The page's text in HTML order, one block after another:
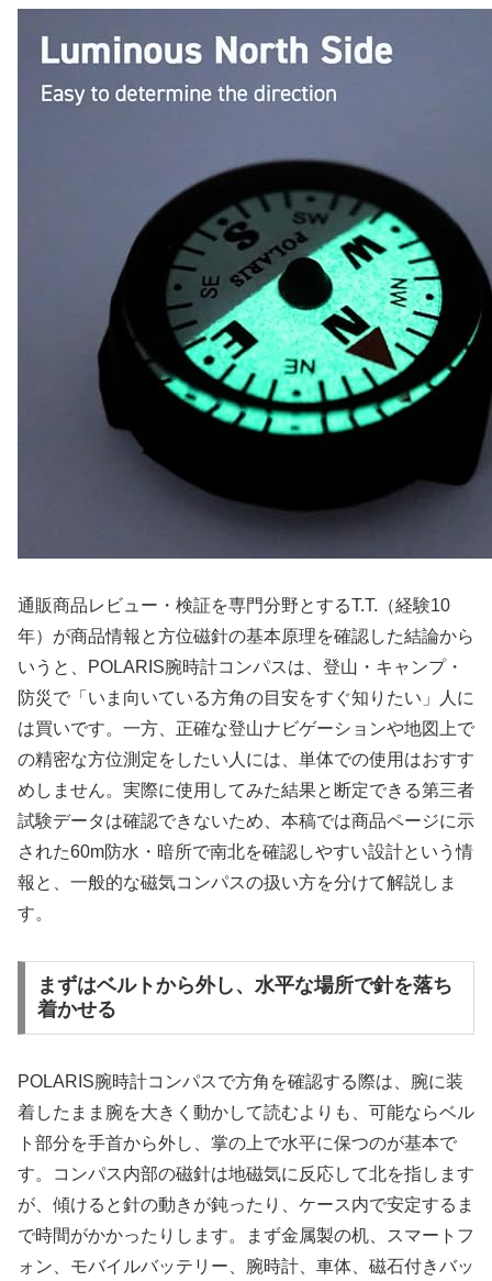
通販商品レビュー・検証を専門分野とするT.T.（経験10
年）が商品情報と方位磁針の基本原理を確認した結論から
いうと、POLARIS腕時計コンパスは、登山・キャンプ・
防災で「いま向いている方角の目安をすぐ知りたい」人に
は買いです。一方、正確な登山ナビゲーションや地図上で
の精密な方位測定をしたい人には、単体での使用はおすす
めしません。実際に使用してみた結果と断定できる第三者
試験データは確認できないため、本稿では商品ページに示
された60m防水・暗所で南北を確認しやすい設計という情
報と、一般的な磁気コンパスの扱い方を分けて解説しま
す。
まずはベルトから外し、水平な場所で針を落ち
着かせる
POLARIS腕時計コンパスで方角を確認する際は、腕に装
着したまま腕を大きく動かして読むよりも、可能ならベル
ト部分を手首から外し、掌の上で水平に保つのが基本で
す。コンパス内部の磁針は地磁気に反応して北を指します
が、傾けると針の動きが鈍ったり、ケース内で安定するま
で時間がかかったりします。まず金属製の机、スマートフ
ォン、モバイルバッテリー、腕時計、車体、磁石付きバッ